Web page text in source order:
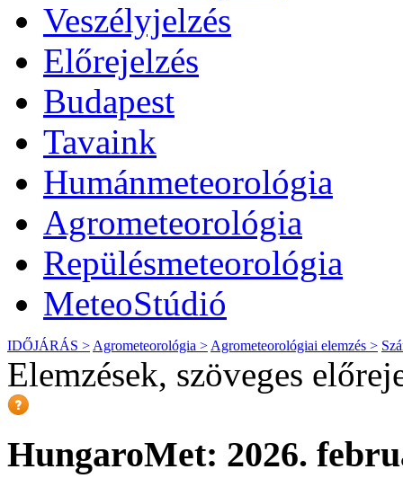
Veszélyjelzés
Előrejelzés
Budapest
Tavaink
Humánmeteorológia
Agrometeorológia
Repülésmeteorológia
MeteoStúdió
IDŐJÁRÁS > Agrometeorológia > Agrometeorológiai elemzés >
Elemzések, szöveges
HungaroMet: 2026.